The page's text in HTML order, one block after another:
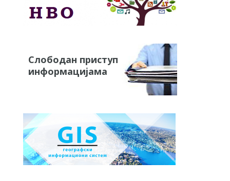
Слободан приступ
информацијама